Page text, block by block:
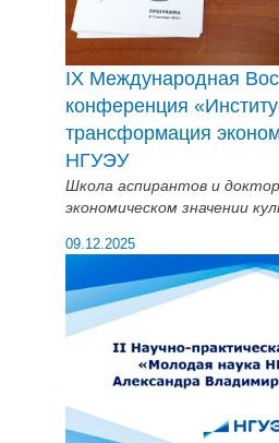
IX Международная
конференция
трансформация
НГУЭУ
Школа аспирантов и
экономическом значении
09.12.2025